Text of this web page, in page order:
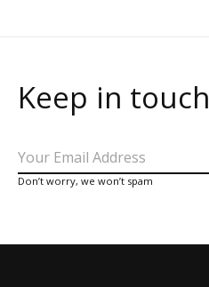
Keep in touch
Don’t worry, we won’t spam